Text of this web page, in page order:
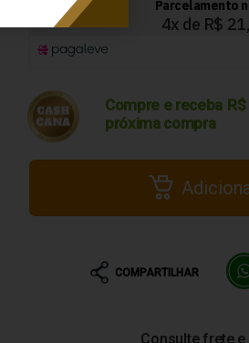
Compre e receba R$
próxima compra
COMPARTILHAR